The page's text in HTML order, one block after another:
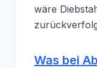
wäre
Was bei